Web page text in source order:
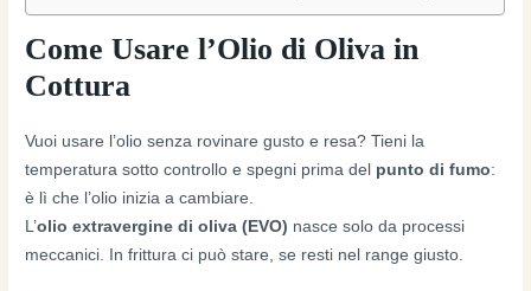
Come Usare l’Olio di Oliva in
Cottura
Vuoi usare l’olio senza rovinare gusto e resa? Tieni la
temperatura sotto controllo e spegni prima del punto di fumo:
è lì che l’olio inizia a cambiare.
L’olio extravergine di oliva (EVO) nasce solo da processi
meccanici. In frittura ci può stare, se resti nel range giusto.